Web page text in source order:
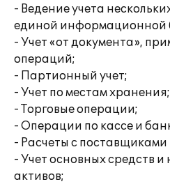
- Ведение учета
единой информационной
- Учет «от документа»,
операций;
- Партионный учет;
- Учет по местам хранения;
- Торговые операции;
- Операции по кассе и
- Расчеты с поставщиками
- Учет основных средств
активов;